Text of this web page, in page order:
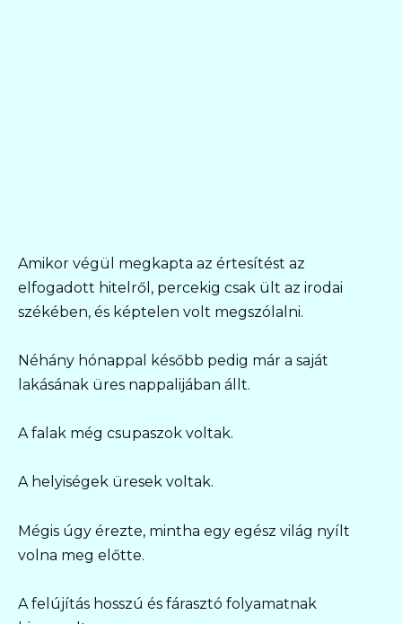
Amikor végül megkapta az értesítést az
elfogadott hitelről, percekig csak ült az irodai
székében, és képtelen volt megszólalni.
Néhány hónappal később pedig már a saját
lakásának üres nappalijában állt.
A falak még csupaszok voltak.
A helyiségek üresek voltak.
Mégis úgy érezte, mintha egy egész világ nyílt
volna meg előtte.
A felújítás hosszú és fárasztó folyamatnak